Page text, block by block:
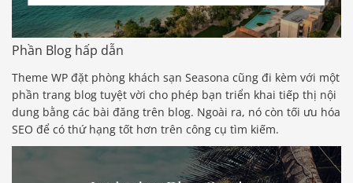
Phần Blog hấp dẫn
Theme WP đặt phòng khách sạn Seasona cũng đi kèm với một
phần trang blog tuyệt vời cho phép bạn triển khai tiếp thị nội
dung bằng các bài đăng trên blog. Ngoài ra, nó còn tối ưu hóa
SEO để có thứ hạng tốt hơn trên công cụ tìm kiếm.